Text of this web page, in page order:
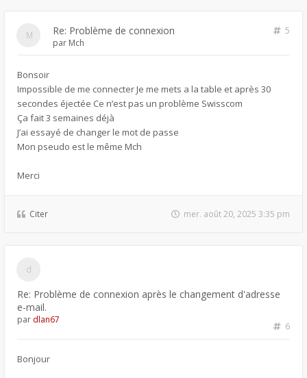
Re: Problème de connexion
5
par Mch
Bonsoir
Impossible de me connecter Je me mets a la table et après 30
secondes éjectée Ce n’est pas un problème Swisscom
Ça fait 3 semaines déjà
J’ai essayé de changer le mot de passe
Mon pseudo est le même Mch
Merci
Citer mer. août 20, 2025 3:35 pm
Re: Problème de connexion après le changement d'adresse
e-mail.
6
par dlan67
Bonjour